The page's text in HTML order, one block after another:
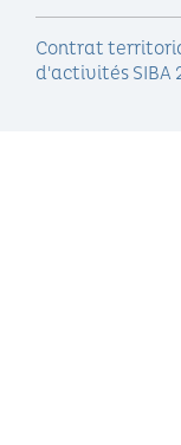
Contrat
d'activités SIBA